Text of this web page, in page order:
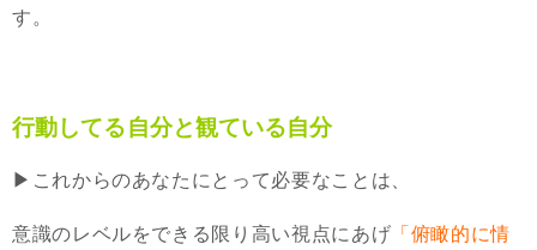
す。
行動してる自分と観ている自分
▶︎これからのあなたにとって必要なことは、
意識のレベルをできる限り高い視点にあげ 「俯瞰的に情